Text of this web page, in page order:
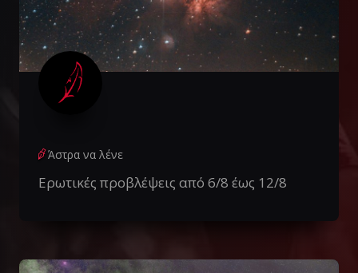
Άστρα να λένε
Ερωτικές προβλέψεις από 6/8 έως 12/8